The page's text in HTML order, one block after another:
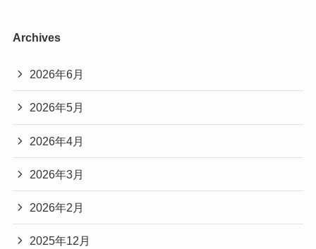
Archives
2026年6月
2026年5月
2026年4月
2026年3月
2026年2月
2025年12月